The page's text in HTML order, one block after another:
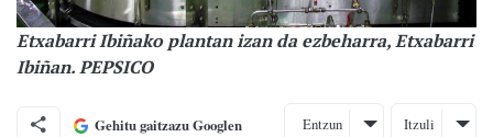
Etxabarri Ibiñako plantan izan da ezbeharra, Etxabarri
Ibiñan. PEPSICO
Gehitu gaitzazu Googlen Entzun Itzuli